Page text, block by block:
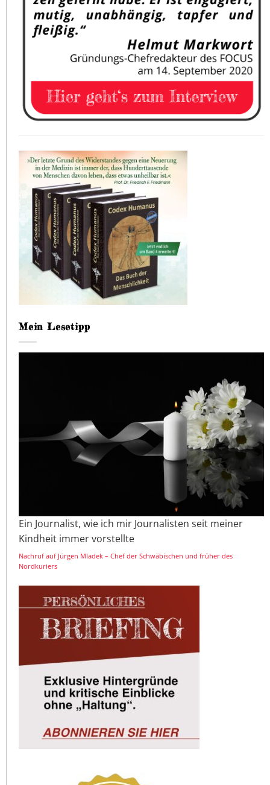
Mein Lesetipp
Ein Journalist, wie ich mir Journalisten seit meiner
Kindheit immer vorstellte
Nachruf auf Jürgen Mladek – Chef der Schwäbischen und früher des
Nordkuriers